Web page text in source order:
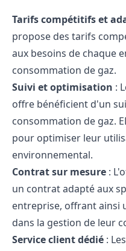
Tarifs compétitifs et
propose des tarifs
aux besoins de chaque
consommation de gaz.
Suivi et optimisation :
offre bénéficient d'un
consommation de gaz.
pour optimiser leur
environnemental.
Contrat sur mesure :
un contrat adapté aux
entreprise, offrant ainsi
dans la gestion de leur
Service client dédié :